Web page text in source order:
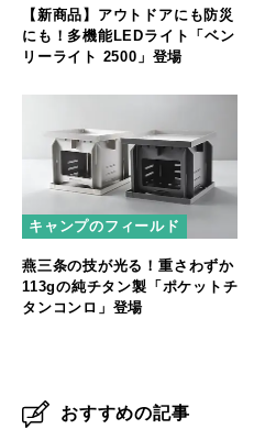
【新商品】アウトドアにも防災
にも！多機能LEDライト「ベン
リーライト 2500」登場
キャンプのフィールド
燕三条の技が光る！重さわずか
113gの純チタン製「ポケットチ
タンコンロ」登場
おすすめの記事